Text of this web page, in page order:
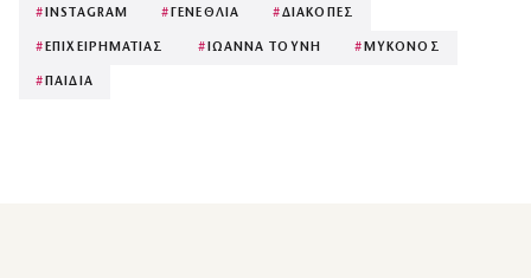
# INSTAGRAM # ΓΕΝΕΘΛΙΑ #ΔΙΑΚΟΠΕΣ
# ΕΠΙΧΕΙΡΗΜΑΤΙΑΣ # ΙΩΑΝΝΑ ΤΟΥΝΗ # ΜΥΚΟΝΟΣ
# ΠΑΙΔΙΑ